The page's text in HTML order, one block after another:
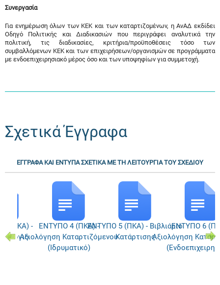
Συνεργασία
Για ενημέρωση όλων των ΚΕΚ και των καταρτιζομένων, η ΑνΑΔ εκδίδει
Οδηγό Πολιτικής και Διαδικασιών που περιγράφει αναλυτικά την
πολιτική, τις διαδικασίες, κριτήρια/προϋποθέσεις τόσο των
συμβαλλόμενων ΚΕΚ και των επιχειρήσεων/οργανισμών σε προγράμματα
με ενδοεπιχειρησιακό μέρος όσο και των υποψηφίων για συμμετοχή.
Σχετικά Έγγραφα
ΕΓΓΡΑΦΑ ΚΑΙ ΕΝΤΥΠΑ ΣΧΕΤΙΚΑ ΜΕ ΤΗ ΛΕΙΤΟΥΡΓΙΑ ΤΟΥ ΣΧΕΔΙΟΥ
(ΠΚΑ) -
ΕΝΤΥΠΟ 4 (ΠΚΑ) -
Αξιολόγηση Καταρτιζόμενου
(Ιδρυματικό)
ΕΝΤΥΠΟ 5 (ΠΚΑ) - Βιβλιάριο
Κατάρτισης
ΕΝΤΥΠΟ 6
Αξιολόγηση